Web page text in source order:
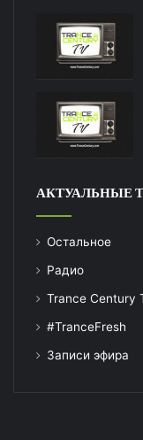
АКТУАЛЬНЫЕ
Остальное
Радио
Trance Century
#TranceFresh
Записи эфира